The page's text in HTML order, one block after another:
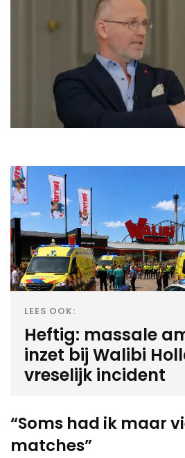
LEES OOK:
Heftig: massale
inzet bij Walibi
vreselijk incident
“Soms had ik maar
matches”